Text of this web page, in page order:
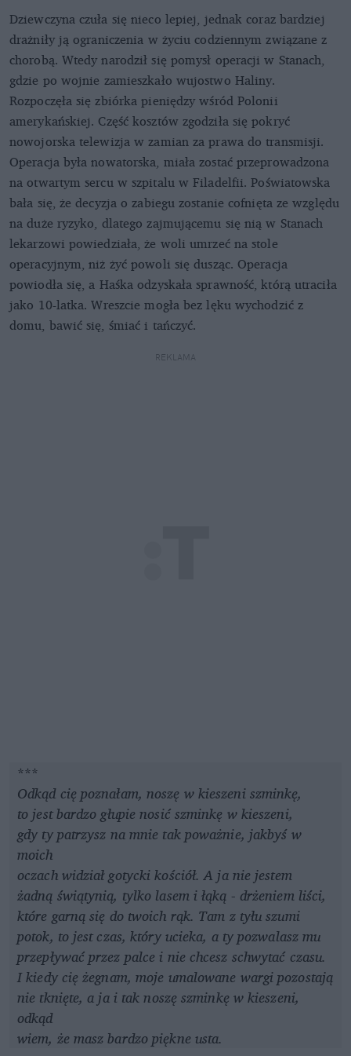
Dziewczyna czuła się nieco lepiej, jednak coraz bardziej
drażniły ją ograniczenia w życiu codziennym związane z
chorobą. Wtedy narodził się pomysł operacji w Stanach,
gdzie po wojnie zamieszkało wujostwo Haliny.
Rozpoczęła się zbiórka pieniędzy wśród Polonii
amerykańskiej. Część kosztów zgodziła się pokryć
nowojorska telewizja w zamian za prawa do transmisji.
Operacja była nowatorska, miała zostać przeprowadzona
na otwartym sercu w szpitalu w Filadelfii. Poświatowska
bała się, że decyzja o zabiegu zostanie cofnięta ze względu
na duże ryzyko, dlatego zajmującemu się nią w Stanach
lekarzowi powiedziała, że woli umrzeć na stole
operacyjnym, niż żyć powoli się dusząc. Operacja
powiodła się, a Haśka odzyskała sprawność, którą utraciła
jako 10-latka. Wreszcie mogła bez lęku wychodzić z
domu, bawić się, śmiać i tańczyć.
REKLAMA
***
Odkąd cię poznałam, noszę w kieszeni szminkę,
to jest bardzo głupie nosić szminkę w kieszeni,
gdy ty patrzysz na mnie tak poważnie, jakbyś w
moich
oczach widział gotycki kościół. A ja nie jestem
żadną świątynią, tylko lasem i łąką - drżeniem liści,
które garną się do twoich rąk. Tam z tyłu szumi
potok, to jest czas, który ucieka, a ty pozwalasz mu
przepływać przez palce i nie chcesz schwytać czasu.
I kiedy cię żegnam, moje umalowane wargi pozostają
nie tknięte, a ja i tak noszę szminkę w kieszeni,
odkąd
wiem, że masz bardzo piękne usta.